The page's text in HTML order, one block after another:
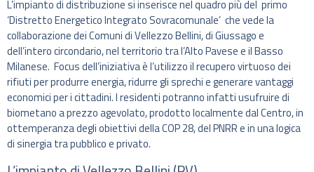
L’impianto di distribuzione si inserisce nel quadro più del primo
‘Distretto Energetico Integrato Sovracomunale’ che vede la
collaborazione dei Comuni di Vellezzo Bellini, di Giussago e
dell’intero circondario, nel territorio tra l’Alto Pavese e il Basso
Milanese. Focus dell’iniziativa è l’utilizzo il recupero virtuoso dei
rifiuti per produrre energia, ridurre gli sprechi e generare vantaggi
economici per i cittadini. I residenti potranno infatti usufruire di
biometano a prezzo agevolato, prodotto localmente dal Centro, in
ottemperanza degli obiettivi della COP 28, del PNRR e in una logica
di sinergia tra pubblico e privato.